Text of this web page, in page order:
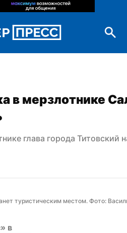
в мерзлотнике
глава города Титовский
туристическим местом. Фото:
в